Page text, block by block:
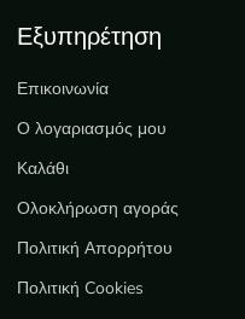
Εξυπηρέτηση
Επικοινωνία
Ο λογαριασμός μου
Καλάθι
Ολοκλήρωση αγοράς
Πολιτική Απορρήτου
Πολιτική Cookies